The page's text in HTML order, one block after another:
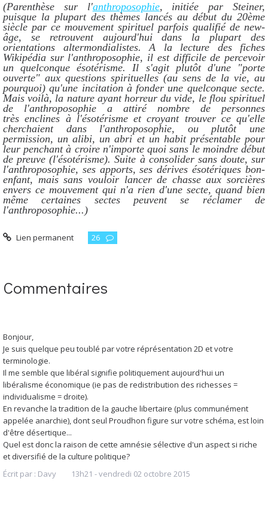
(Parenthèse sur l'anthroposophie, initiée par Steiner,
puisque la plupart des thèmes lancés au début du 20ème
siècle par ce mouvement spirituel parfois qualifié de new-
âge, se retrouvent aujourd'hui dans la plupart des
orientations altermondialistes. A la lecture des fiches
Wikipédia sur l'anthroposophie, il est difficile de percevoir
un quelconque ésotérisme. Il s'agit plutôt d'une "porte
ouverte" aux questions spirituelles (au sens de la vie, au
pourquoi) qu'une incitation à fonder une quelconque secte.
Mais voilà, la nature ayant horreur du vide, le flou spirituel
de l'anthroposophie a attiré nombre de personnes
très enclines à l'ésotérisme et croyant trouver ce qu'elle
cherchaient dans l'anthroposophie, ou plutôt une
permission, un alibi, un abri et un habit présentable pour
leur penchant à croire n'importe quoi sans le moindre début
de preuve (l'ésotérisme). Suite à consolider sans doute, sur
l'anthroposophie, ses apports, ses dérives ésotériques bon-
enfant, mais sans vouloir lancer de chasse aux sorcières
envers ce mouvement qui n'a rien d'une secte, quand bien
même certaines sectes peuvent se réclamer de
l'anthroposophie...)
Lien permanent 26
Commentaires
Bonjour,
Je suis quelque peu toublé par votre réprésentation 2D et votre
terminologie.
Il me semble que libéral signifie politiquement aujourd'hui un
libéralisme économique (ie pas de redistribution des richesses =
individualisme = droite).
En revanche la tradition de la gauche libertaire (plus communément
appelée anarchie), dont seul Proudhon figure sur votre schéma, est loin
d'être désertique...
Quel est donc la raison de cette amnésie sélective d'un aspect si riche
et diversifié de la culture politique?
Écrit par : Davy 13h21 -vendredi 02 octobre 2015